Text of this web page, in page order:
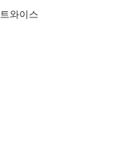
트와이스